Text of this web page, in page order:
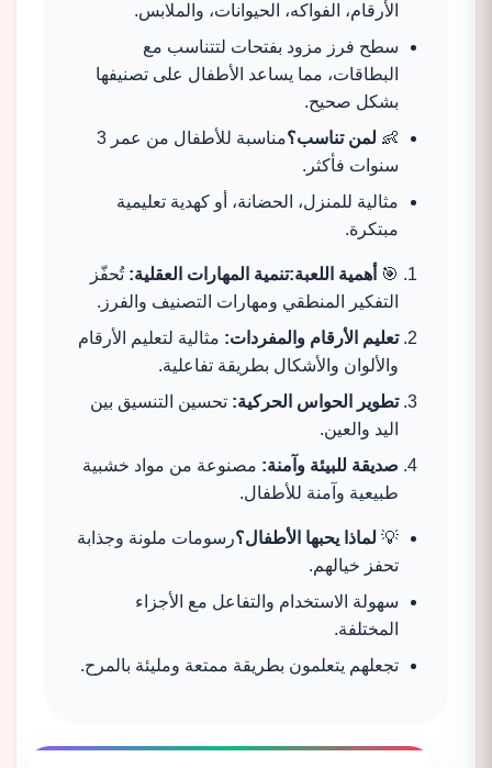
الأرقام، الفواكه، الحيوانات، والملابس.
سطح فرز مزود بفتحات لتتناسب مع
البطاقات، مما يساعد الأطفال على تصنيفها
بشكل صحيح.
👶 لمن تناسب؟
مناسبة للأطفال من عمر 3
سنوات فأكثر.
مثالية للمنزل، الحضانة، أو كهدية تعليمية
مبتكرة.
🎯 أهمية اللعبة:تنمية المهارات العقلية: تُحفّز
التفكير المنطقي ومهارات التصنيف والفرز.
تعليم الأرقام والمفردات: مثالية لتعليم الأرقام
والألوان والأشكال بطريقة تفاعلية.
تطوير الحواس الحركية: تحسين التنسيق بين
اليد والعين.
صديقة للبيئة وآمنة: مصنوعة من مواد خشبية
طبيعية وآمنة للأطفال.
💡 لماذا يحبها الأطفال؟رسومات ملونة وجذابة
تحفز خيالهم.
سهولة الاستخدام والتفاعل مع الأجزاء
المختلفة.
تجعلهم يتعلمون بطريقة ممتعة ومليئة بالمرح.